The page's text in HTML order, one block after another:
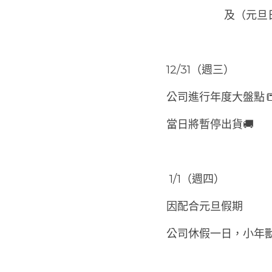
12/31（週三）
公司進行年度大盤點
當日將暫停出貨🚚
1/1（週四）
因配合元旦假期
公司休假一日，小年